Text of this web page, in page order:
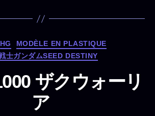
カ
テ
リ
ー
HG
MODÈLE EN PLASTIQUE
士ガンダムSEED DESTINY
ザクウォーリ
ア